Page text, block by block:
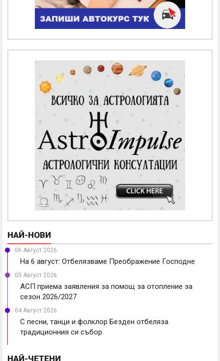
НАЙ-НОВИ
06 Август 2026
На 6 август: Отбелязваме Преображение Господне
05 Август 2026
АСП приема заявления за помощ за отопление за
сезон 2026/2027
04 Август 2026
С песни, танци и фолклор Безден отбеляза
традиционния си събор
НАЙ-ЧЕТЕНИ